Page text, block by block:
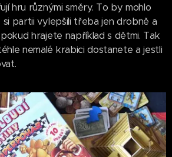
hru různými směry. To by mohlo
partii vylepšili třeba jen drobně a
hrajete například s dětmi. Tak
nemalé krabici dostanete a jestli